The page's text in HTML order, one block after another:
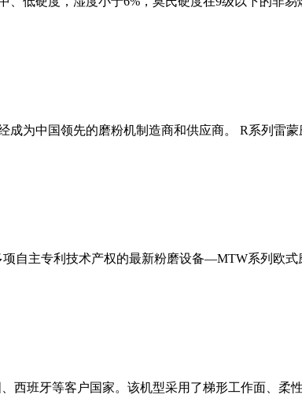
为中国领先的磨粉机制造商和供应商。 R系列雷
自主专利技术产权的最新粉磨设备—MTW系列欧
西班牙等客户国家。该机型采用了梯形工作面、柔